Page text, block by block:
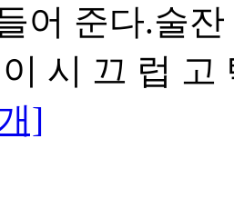
어 준다.술
시 끄 럽 고
]